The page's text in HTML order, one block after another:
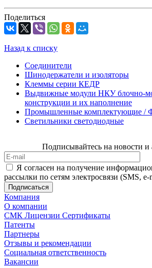
Поделиться
Назад к списку
Соединители
Шинодержатели и изоляторы
Клеммы серии КЕДР
Выдвижные модули НКУ блочно-
конструкции и их наполнение
Промышленные комплектующие /
Светильники светодиодные
Подписывайтесь на новости и
Я согласен на получение
рассылки по сетям электросвязи (SMS,
Компания
О компании
СМК Лицензии Сертификаты
Патенты
Партнеры
Отзывы и рекомендации
Социальная ответственность
Вакансии